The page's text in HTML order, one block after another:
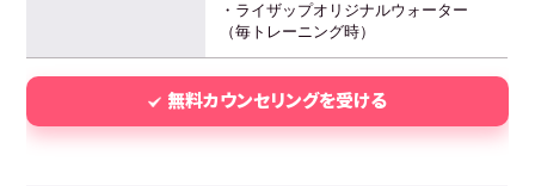
・ライザップオリジナルウォーター
（毎トレーニング時）
無料カウンセリングを受ける